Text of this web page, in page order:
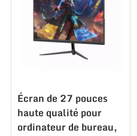
Écran de 27 pouces
haute qualité pour
ordinateur de bureau,